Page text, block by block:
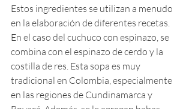
Estos ingredientes se utilizan a menudo
en la elaboración de diferentes recetas.
En el caso del cuchuco con espinazo, se
combina con el espinazo de cerdo y la
costilla de res. Esta sopa es muy
tradicional en Colombia, especialmente
en las regiones de Cundinamarca y